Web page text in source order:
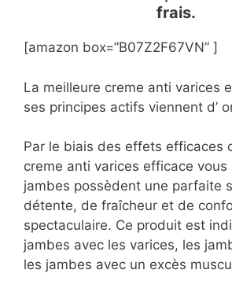
frais.
[amazon box=”B07Z2F67VN” ]
La meilleure creme anti varices
ses principes actifs viennent d’
Par le biais des effets efficaces
creme anti varices efficace vous
jambes possèdent une parfaite
détente, de fraîcheur et de
spectaculaire. Ce produit est
jambes avec les varices, les
les jambes avec un excès